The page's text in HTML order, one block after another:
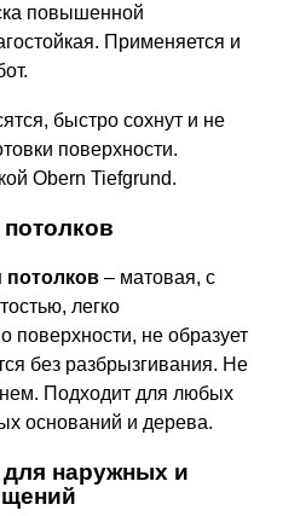
повышенной
Применяется и
быстро сохнут и не
поверхности.
Obern Tiefgrund.
потолков – матовая, с
легко
поверхности, не образует
без разбрызгивания. Не
Подходит для любых
оснований и дерева.
наружных и